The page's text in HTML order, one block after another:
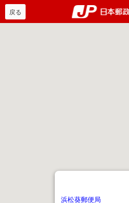
戻る
浜松葵郵便局